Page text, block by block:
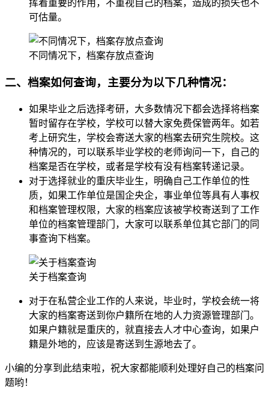
挥着重要的作用，不重视自己的档案，造成的损失也不
可估量。
不同情况下，档案存放点查询
二、档案如何查询，主要分为以下几种情况：
如果毕业之后选择考研，大多数情况下都会选择将档案
暂时留存在学校，学校可以替大家免费保管两年。如若
考上研究生，学校会寄送大家的档案去研究生院校。这
种情况的，可以联系毕业学校的老师询问一下，自己的
档案是否在学校，或者是学校有没有档案转递记录。
对于选择就业的重庆毕业生，明确自己工作单位的性
质，如果工作单位是国企央企，事业单位等具有人事权
和档案管理权限，大家的档案应该被学校寄送到了工作
单位的档案管理部门，大家可以联系单位其它部门的同
事查询下档案。
关于档案查询
对于在私营企业工作的人来说，毕业时，学校会统一将
大家的档案寄送到你户籍所在地的人力资源管理部门。
如果户籍就是重庆的，就直接去人才中心查询，如果户
籍是外地的，应该是寄送到生源地去了。
小编的分享到此结束啦，祝大家都能顺利处理好自己的档案问
题哟！